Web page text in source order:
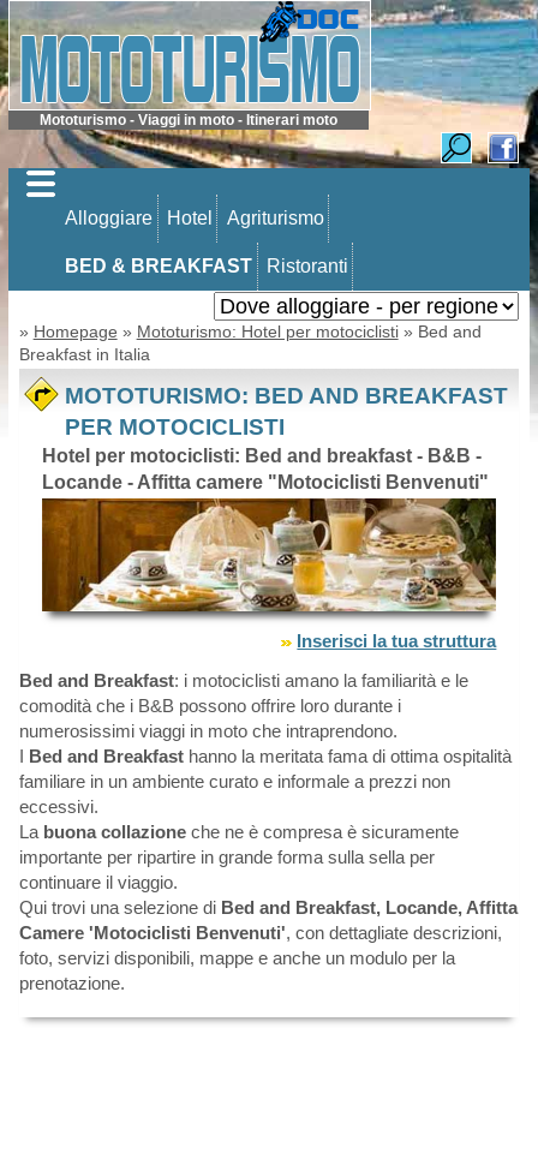
Mototurismo - Viaggi in moto - Itinerari moto
Alloggiare Hotel Agriturismo
BED & BREAKFAST Ristoranti
» Homepage » Mototurismo: Hotel per motociclisti» Bed and
Breakfast in Italia
MOTOTURISMO: BED AND BREAKFAST
PER MOTOCICLISTI
Hotel per motociclisti: Bed and breakfast - B&B -
Locande - Affitta camere "Motociclisti Benvenuti"
Inserisci la tua struttura
Bed and Breakfast: i motociclisti amano la familiarità e le
comodità che i B&B possono offrire loro durante i
numerosissimi viaggi in moto che intraprendono.
Bed and Breakfasthanno la meritata fama di ottima ospitalità
familiare in un ambiente curato e informale a prezzi non
eccessivi.
La buona collazioneche ne è compresa è sicuramente
importante per ripartire in grande forma sulla sella per
continuare il viaggio.
Qui trovi una selezione di Bed and Breakfast, Locande, Affitta
Camere 'Motociclisti Benvenuti', con dettagliate descrizioni,
foto, servizi disponibili, mappe e anche un modulo per la
prenotazione.